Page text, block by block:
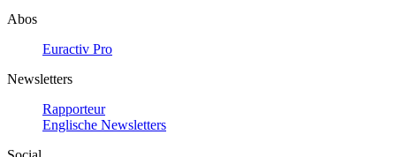
Abos
Euractiv Pro
Newsletters
Rapporteur
Englische Newsletters